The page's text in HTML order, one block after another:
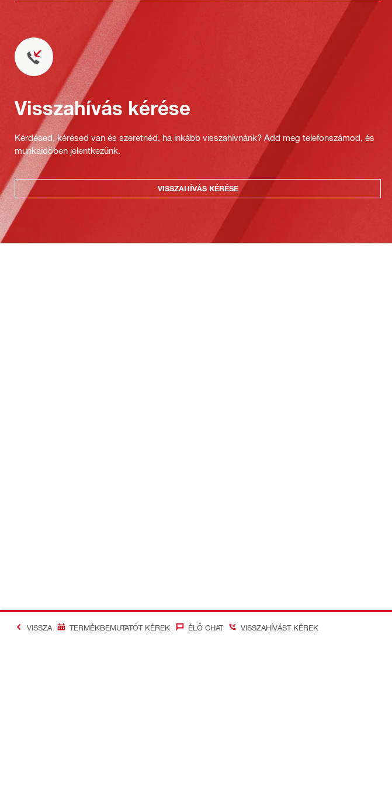
Visszahívás kérése
Kérdésed, kérésed van és szeretnéd, ha inkább visszahívnánk? Add meg telefonszámod, és
munkaidőben jelentkezünk.
VISSZAHÍVÁS KÉRÉSE
VISSZA TERMÉKBEMUTATÓT KÉREK ÉLŐ CHAT VISSZAHÍVÁST KÉREK